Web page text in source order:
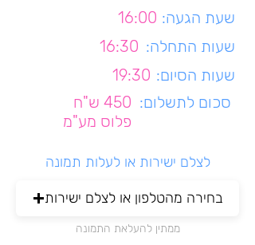
16:00 שעת הגעה:
16:30 שעות התחלה:
19:30 שעות הסיום:
450 ש"ח
פלוס מע"מ
סכום לתשלום:
לצלם ישירות או לעלות תמונה
בחירה מהטלפון או לצלם ישירות
ממתין להעלאת התמונה